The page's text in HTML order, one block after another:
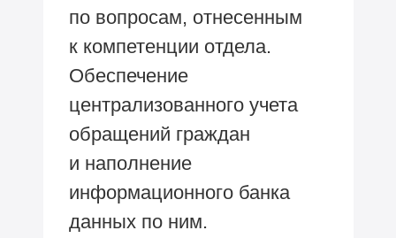
по вопросам, отнесенным
к компетенции отдела.
Обеспечение
централизованного учета
обращений граждан
и наполнение
информационного банка
данных по ним.